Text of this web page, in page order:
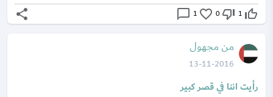
thumb_up_off_alt
1
thumb_down_off_alt
0
favorite_border
1
chat_bubble_outline
share
من مجهول
13-11-2016
رأيت اننا في قصر كبير